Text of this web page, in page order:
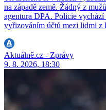
na západě země. Žádný z
agentura DPA. Policie vychází
vyřizováním účtů mezi lidmi z
Aktuálně.cz - Zprávy
9. 8. 2026, 18:30